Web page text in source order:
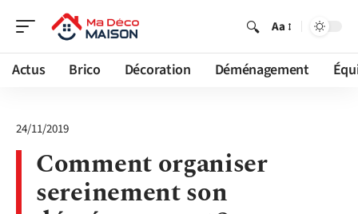
Aa
Actus Brico Décoration Déménagement
24/11/2019
Comment organiser
sereinement son